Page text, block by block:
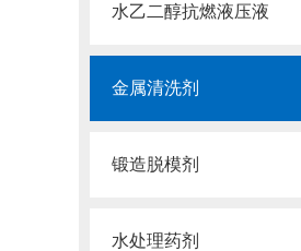
水乙二醇抗燃液压液
金属清洗剂
锻造脱模剂
水处理药剂